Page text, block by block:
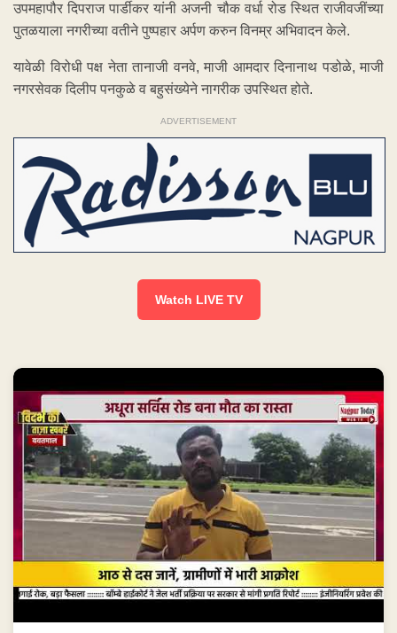
उपमहापौर दिपराज पार्डीकर यांनी अजनी चौक वर्धा रोड स्थित राजीवजींच्या
पुतळयाला नगरीच्या वतीने पुष्पहार अर्पण करुन विनम्र अभिवादन केले.
यावेळी विरोधी पक्ष नेता तानाजी वनवे, माजी आमदार दिनानाथ पडोळे, माजी
नगरसेवक दिलीप पनकुळे व बहुसंख्येने नागरीक उपस्थित होते.
ADVERTISEMENT
Watch LIVE TV